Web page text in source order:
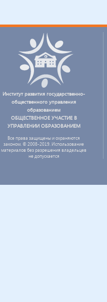
Институт развития государственно-
общественного управления
образованием
ОБЩЕСТВЕННОЕ УЧАСТИЕ В
УПРАВЛЕНИИ ОБРАЗОВАНИЕМ
Все права защищены и охраняются
законом. © 2008-2019. Использование
материалов без разрешения владельцев
не допускается